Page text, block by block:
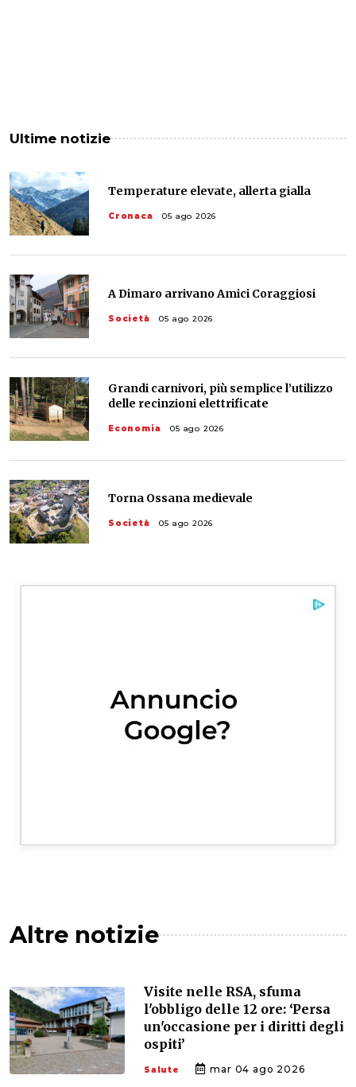
Ultime notizie
Temperature elevate, allerta gialla
Cronaca 05 ago 2026
A Dimaro arrivano Amici Coraggiosi
Società 05 ago 2026
Grandi carnivori, più semplice l’utilizzo
delle recinzioni elettrificate
Economia 05 ago 2026
Torna Ossana medievale
Società 05 ago 2026
Altre notizie
Visite nelle RSA, sfuma
l'obbligo delle 12 ore: ‘Persa
un'occasione per i diritti degli
ospiti’
Salute mar 04 ago 2026